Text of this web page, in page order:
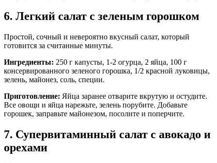
6. Легкий салат с зеленым горошком
Простой, сочный и невероятно вкусный салат, который
готовится за считанные минуты.
Ингредиенты: 250 г капусты, 1-2 огурца, 2 яйца, 100 г
консервированного зеленого горошка, 1/2 красной луковицы,
зелень, майонез, соль, специи.
Приготовление: Яйца заранее отварите вкрутую и остудите.
Все овощи и яйца нарежьте, зелень порубите. Добавьте
горошек, заправьте майонезом, посолите и поперчите.
7. Супервитаминный салат с авокадо и
орехами